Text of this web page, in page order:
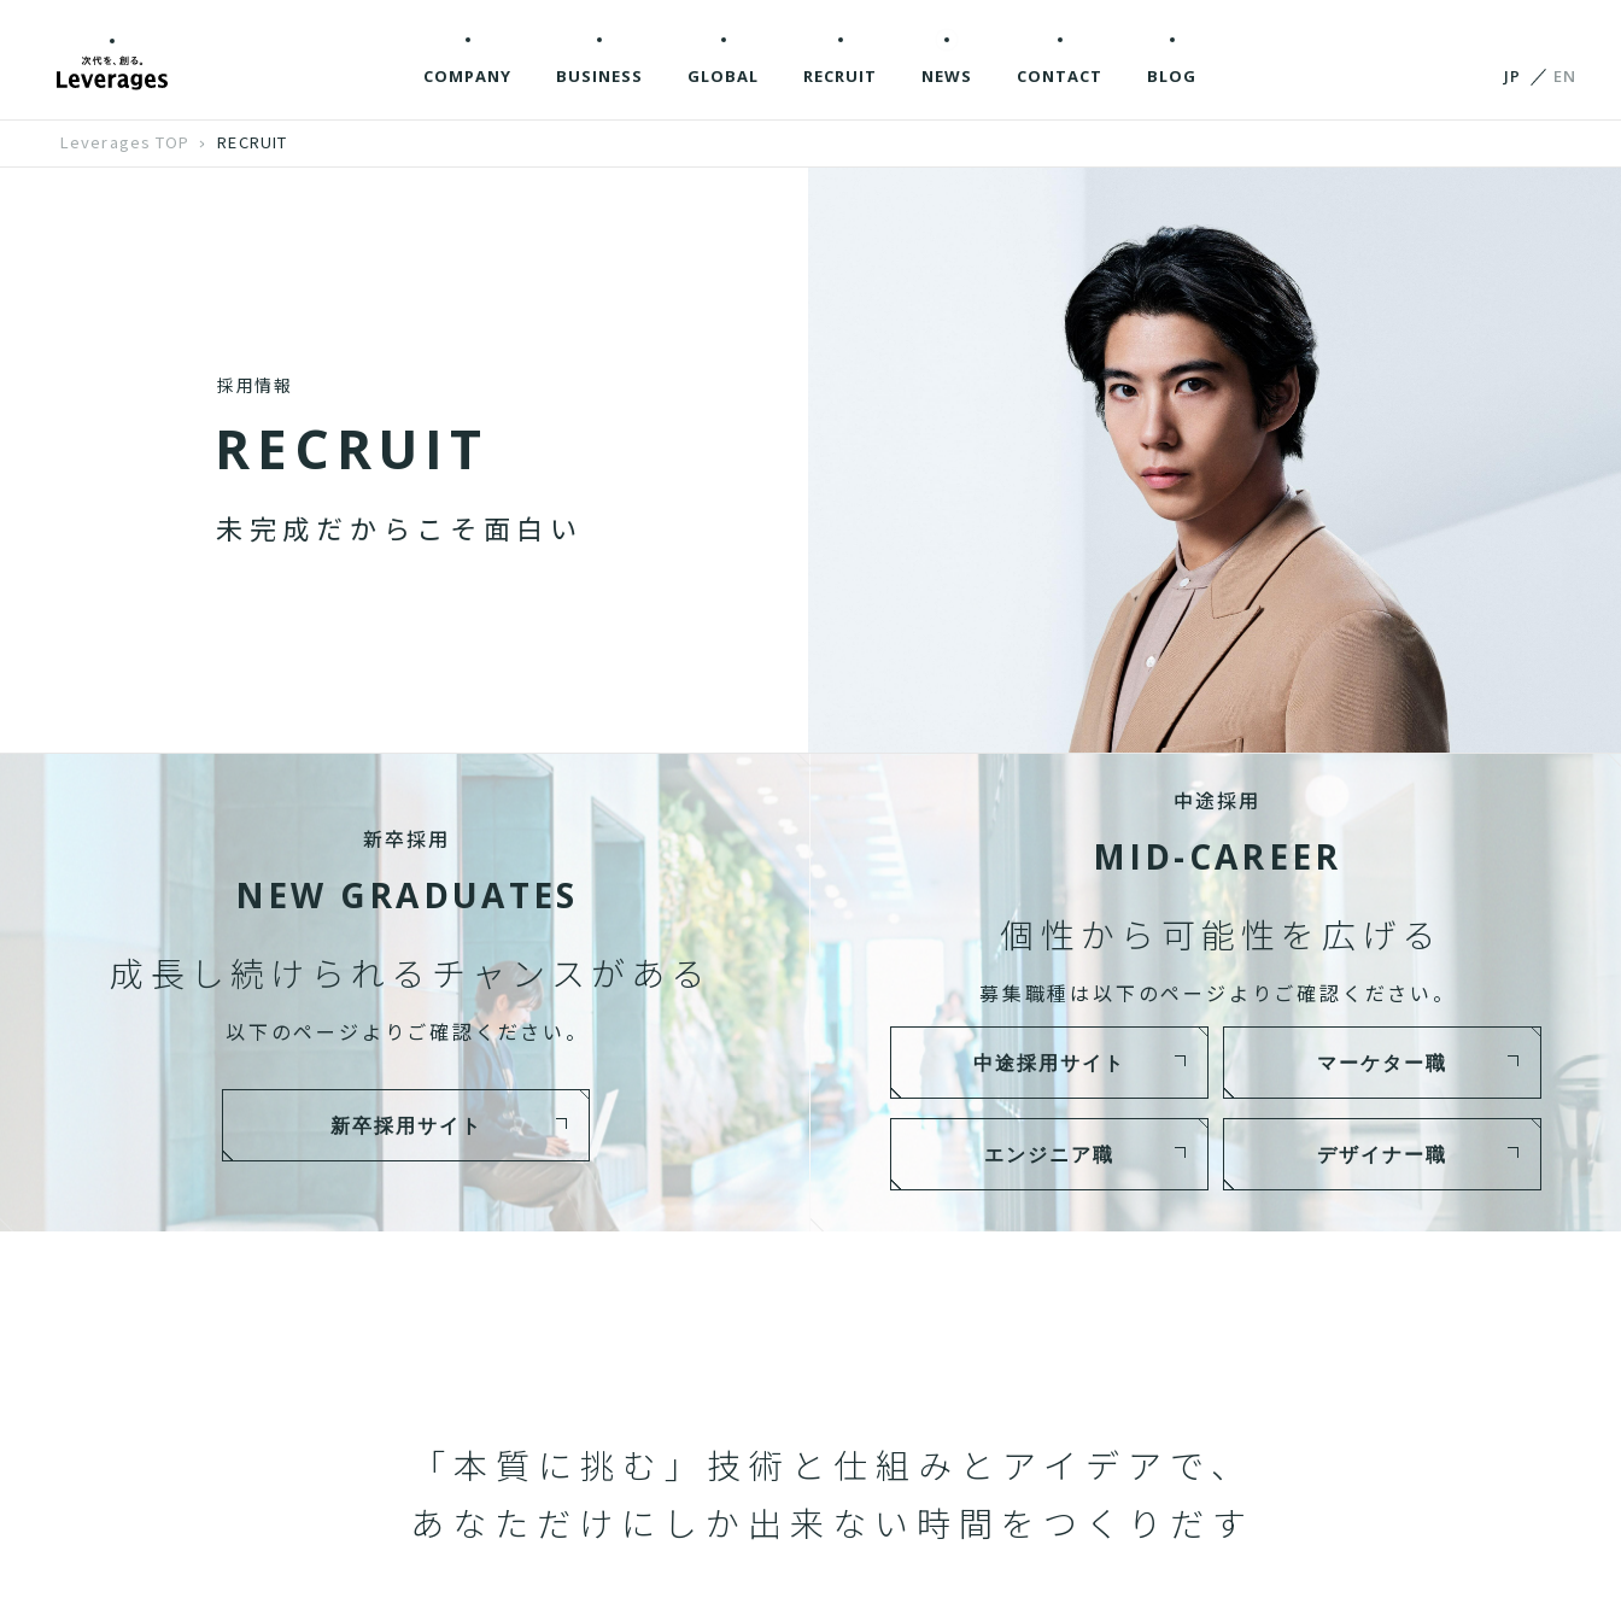
COMPANY BUSINESS GLOBAL RECRUIT NEWS CONTACT BLOG JP EN
Leverages TOP RECRUIT
採用情報
RE C RU IT
未 完 成 だ か ら こ そ 面 白 い
新卒採用
NEW GRADUATES
成長し続けられる チャンスがある
以下のページよりご確認ください。
新卒採用サイト
中途採用
MID-CAREER
個性から可能性を広げる
募集職種は以下のページよりご確認ください。
中途採用サイト マーケター職
エンジニア職 デザイナー職
「本質に挑む」技術と仕組みと アイデアで、
あなただけにしか 出来ない時間をつくりだす